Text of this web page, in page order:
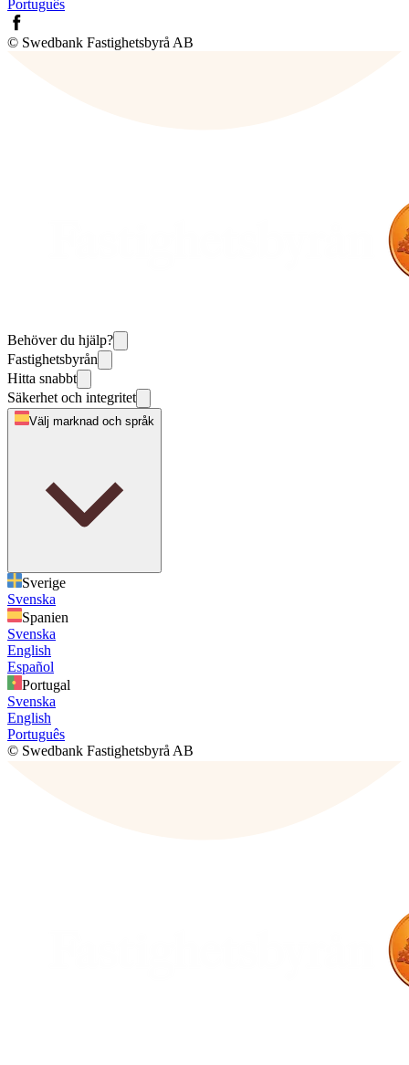
Português
© Swedbank Fastighetsbyrå AB
Behöver du hjälp?
Fastighetsbyrån
Hitta snabbt
Säkerhet och integritet
Välj marknad och språk
Sverige
Svenska
Spanien
Svenska
English
Español
Portugal
Svenska
English
Português
© Swedbank Fastighetsbyrå AB